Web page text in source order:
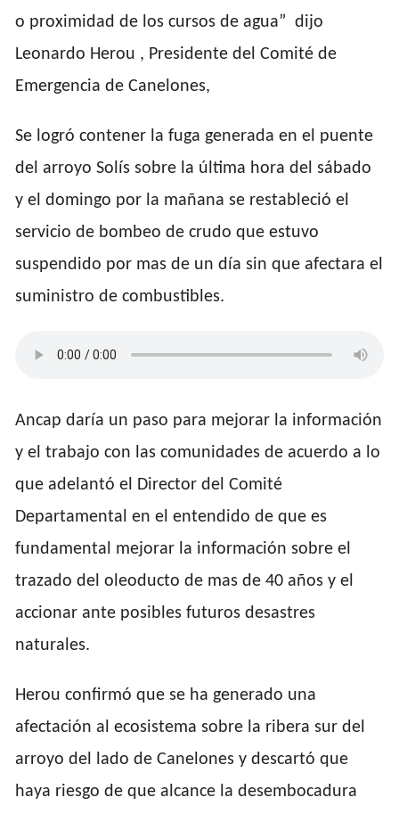
o proximidad de los cursos de agua” dijo
Leonardo Herou , Presidente del Comité de
Emergencia de Canelones,
Se logró contener la fuga generada en el puente
del arroyo Solís sobre la última hora del sábado
y el domingo por la mañana se restableció el
servicio de bombeo de crudo que estuvo
suspendido por mas de un día sin que afectara el
suministro de combustibles.
Ancap daría un paso para mejorar la información
y el trabajo con las comunidades de acuerdo a lo
que adelantó el Director del Comité
Departamental en el entendido de que es
fundamental mejorar la información sobre el
trazado del oleoducto de mas de 40 años y el
accionar ante posibles futuros desastres
naturales.
Herou confirmó que se ha generado una
afectación al ecosistema sobre la ribera sur del
arroyo del lado de Canelones y descartó que
haya riesgo de que alcance la desembocadura